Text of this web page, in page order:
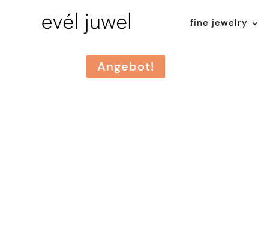
fine jewelry
Angebot!